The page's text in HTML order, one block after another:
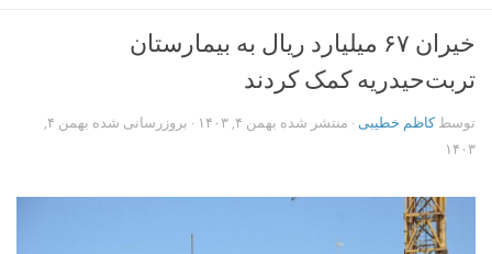
خیران ۶۷ میلیارد ریال به بیمارستان
تربت‌حیدریه کمک کردند
توسطکاظم خطیبی · منتشر شده بهمن ۴, ۱۴۰۳ · بروزرسانی شده
بهمن ۴,
۱۴۰۳